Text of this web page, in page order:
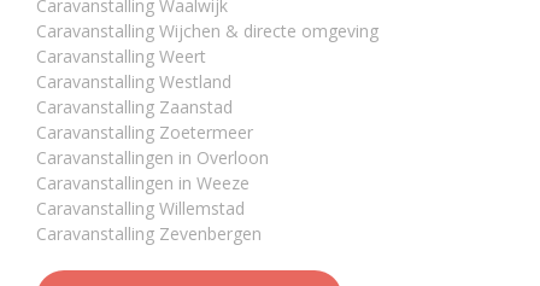
Caravanstalling Waalwijk
Caravanstalling Wijchen & directe omgeving
Caravanstalling Weert
Caravanstalling Westland
Caravanstalling Zaanstad
Caravanstalling Zoetermeer
Caravanstallingen in Overloon
Caravanstallingen in Weeze
Caravanstalling Willemstad
Caravanstalling Zevenbergen